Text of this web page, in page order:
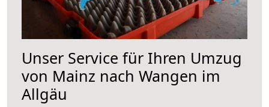
Unser Service für Ihren Umzug
von Mainz nach Wangen im
Allgäu